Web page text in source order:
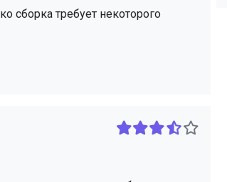
сборка требует некоторого